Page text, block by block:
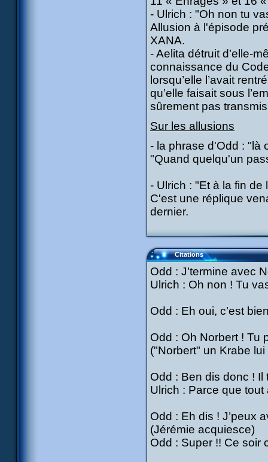
- Ulrich : "Oh non tu
Allusion à l'épisode
XANA.
- Aelita détruit d’elle-
connaissance du
lorsqu’elle l’avait
qu’elle faisait sous
sûrement pas
Sur les allusions
- la phrase d'Odd : "là
"Quand quelqu'un
- Ulrich : "Et à la fin de
C'est une réplique
dernier.
Citations
Odd : J’termine avec
Ulrich : Oh non ! Tu
Odd : Eh oui, c’est
Odd : Oh Norbert ! Tu
("Norbert" un Krabe
Odd : Ben dis donc !
Ulrich : Parce que tout
Odd : Eh dis ! J’peux
(Jérémie acquiesce)
Odd : Super !! Ce soir